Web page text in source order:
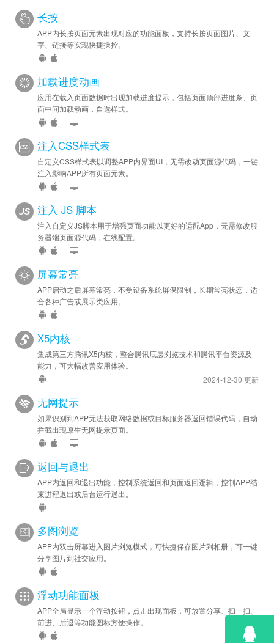
长按
APP内长按页面元素出现对应的功能面板，支持长按页面图片、文
字、链接等实现快捷操控。
加载进度动画
应用在载入页面数据时出现加载进度提示，包括页面顶部进度条、页
面中间加载动画，自选样式。
|
注入CSS样式表
自定义CSS样式表以调整APP内界面UI，无需改动页面源代码，一键
注入影响APP所有页面元素。
|
注入 JS 脚本
注入自定义JS脚本用于增强页面功能以更好的适配App，无需修改服
务器端页面源代码，在线配置。
|
屏幕常亮
APP启动之后屏幕常亮，不受设备系统屏保限制，长期常亮状态，适
合各种广告或展示类应用。
X5内核
集成第三方腾讯X5内核，整合腾讯底层浏览技术和腾讯平台资源及
能力，可大幅改善应用体验。
2024-12-30 更新
无网提示
如果识别到APP无法获取网络数据或目标服务器返回错误代码，自动
拦截出现原生无网提示页面。
|
返回与退出
APP内返回和退出功能，控制系统返回和页面返回逻辑，控制APP结
束进程退出或后台运行退出。
多图浏览
APP内双击屏幕进入图片浏览模式，可快捷保存图片到相册，可一键
分享图片到社交应用。
浮动功能面板
APP全局显示一个浮动按钮，点击出现面板，可放置分享、扫一扫、
前进、后退等功能图标方便操作。